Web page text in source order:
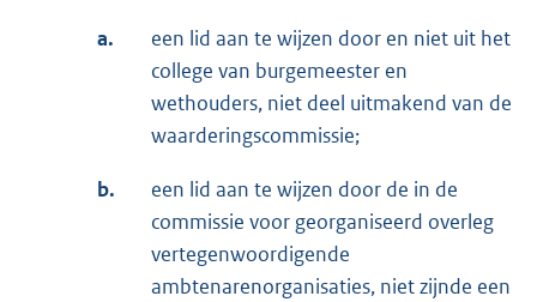
a.
een lid aan te wijzen door en niet uit het
college van burgemeester en
wethouders, niet deel uitmakend van de
waarderingscommissie;
b.
een lid aan te wijzen door de in de
commissie voor georganiseerd overleg
vertegenwoordigende
ambtenarenorganisaties, niet zijnde een